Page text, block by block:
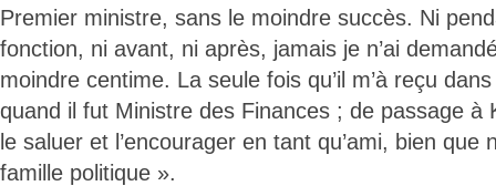
Premier ministre, sans le moindre succès. Ni
fonction, ni avant, ni après, jamais je n’ai
moindre centime. La seule fois qu’il m’à reçu
quand il fut Ministre des Finances ; de passage à
le saluer et l’encourager en tant qu’ami, bien que
famille politique ».